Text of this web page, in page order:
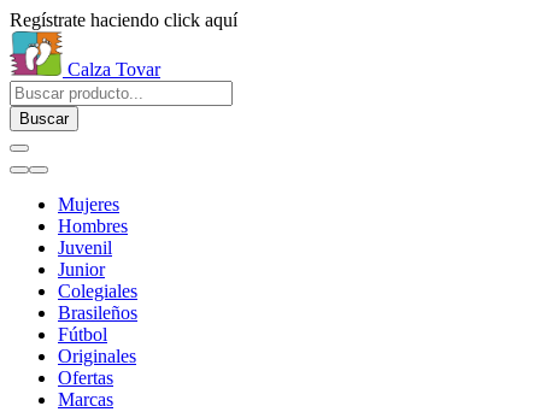
Regístrate haciendo click aquí
Calza Tovar
Buscar
Mujeres
Hombres
Juvenil
Junior
Colegiales
Brasileños
Fútbol
Originales
Ofertas
Marcas